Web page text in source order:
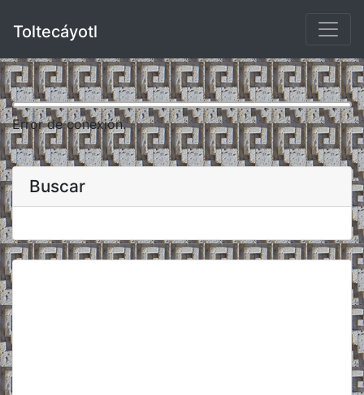
Toltecáyotl
Error de conexión.
Buscar